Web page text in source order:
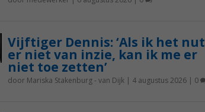
Vijftiger Dennis: ‘Als ik het nut
er niet van inzie, kan ik me er
niet toe zetten’
door Mariska Stakenburg - van Dijk| 4 augustus 2026| 0